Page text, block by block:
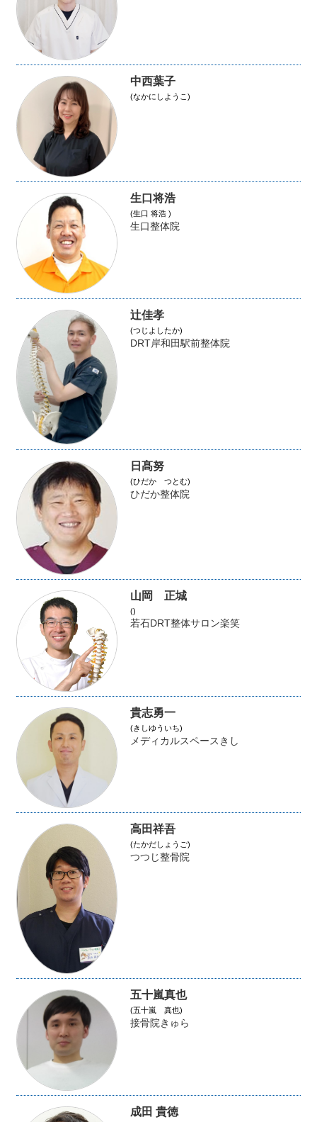
中西葉子
(なかにしようこ)
生口将浩
(生口 将浩 )
生口整体院
辻佳孝
(つじよしたか)
DRT岸和田駅前整体院
日髙努
(ひだか つとむ)
ひだか整体院
山岡 正城
()
若石DRT整体サロン楽笑
貴志勇一
(きしゆういち)
メディカルスペースきし
高田祥吾
(たかだしょうご)
つつじ整骨院
五十嵐真也
(五十嵐 真也)
接骨院きゅら
成田 貴徳